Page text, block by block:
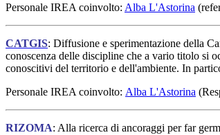
Personale IREA coinvolto: Alba L'Astorina
CATGIS: Diffusione e sperimentazione della
conoscenza delle discipline che a vario titolo si
conoscitivi del territorio e dell'ambiente. In
Personale IREA coinvolto: Alba L'Astorina
RIZOMA: Alla ricerca di ancoraggi per far